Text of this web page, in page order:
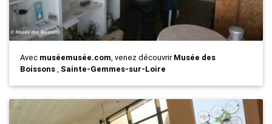
Avec muséemusée.com, venez découvrirMusée des
Boissons, Sainte-Gemmes-sur-Loire